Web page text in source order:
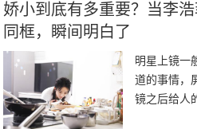
娇小到底有多重要？当李
同框，瞬间明白了
明星上镜一
道的事情，
镜之后给人
女明星为